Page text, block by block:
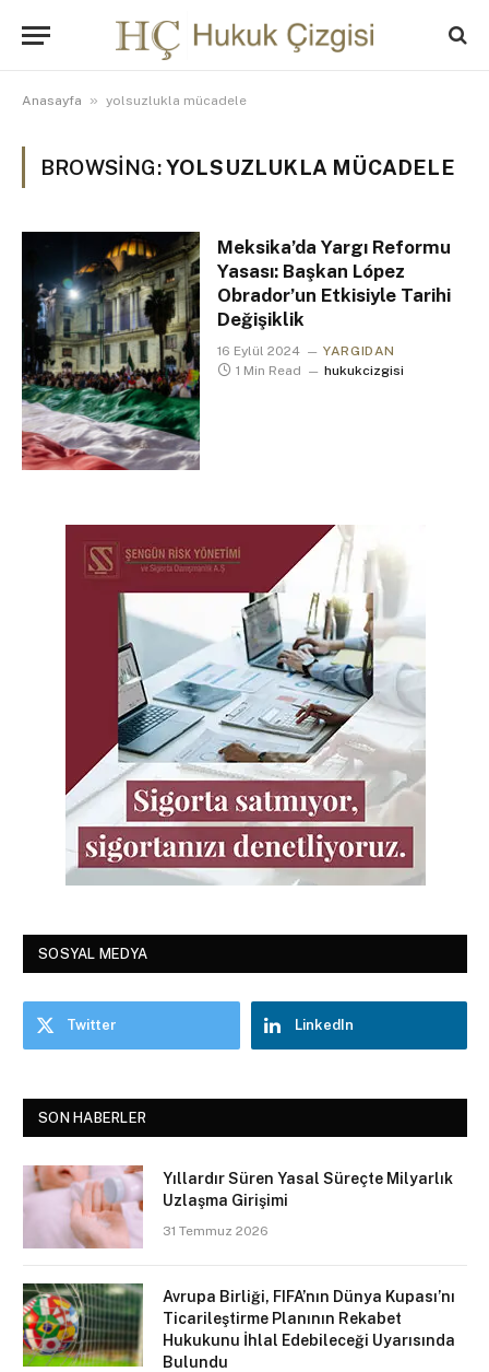
Anasayfa » yolsuzlukla mücadele
BROWSING:YOLSUZLUKLA MÜCADELE
Meksika’da Yargı Reformu
Yasası: Başkan López
Obrador’un Etkisiyle Tarihi
Değişiklik
16 Eylül 2024
YARGIDAN
1 Min Read
hukukcizgisi
SOSYAL MEDYA
Twitter LinkedIn
SON HABERLER
Yıllardır Süren Yasal Süreçte Milyarlık
Uzlaşma Girişimi
31 Temmuz 2026
Avrupa Birliği, FIFA’nın Dünya Kupası’nı
Ticarileştirme Planının Rekabet
Hukukunu İhlal Edebileceği Uyarısında
Bulundu